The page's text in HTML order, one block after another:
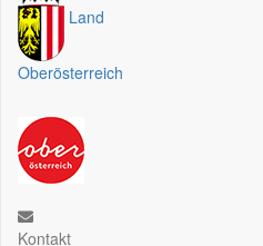
Land
Oberösterreich
Kontakt